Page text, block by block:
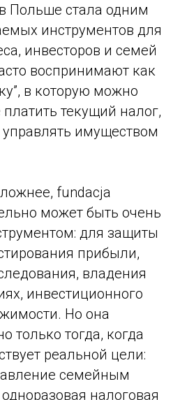
Польше стала одним
инструментов для
инвесторов и семей
воспринимают как
в которую можно
текущий налог,
имуществом
fundacja
может быть очень
для защиты
прибыли,
владения
инвестиционного
Но она
только тогда, когда
реальной цели:
семейным
налоговая